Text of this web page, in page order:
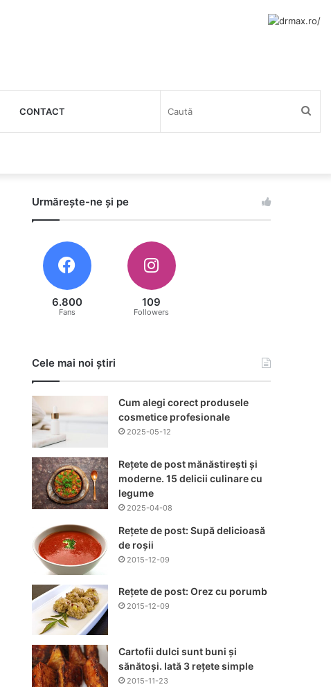
CONTACT
Urmărește-ne și pe
6.800
Fans
109
Followers
Cele mai noi știri
Cum alegi corect produsele
cosmetice profesionale
2025-05-12
Rețete de post mănăstirești și
moderne. 15 delicii culinare cu
legume
2025-04-08
Rețete de post: Supă delicioasă
de roșii
2015-12-09
Rețete de post: Orez cu porumb
2015-12-09
Cartofii dulci sunt buni și
sănătoși. Iată 3 rețete simple
2015-11-23